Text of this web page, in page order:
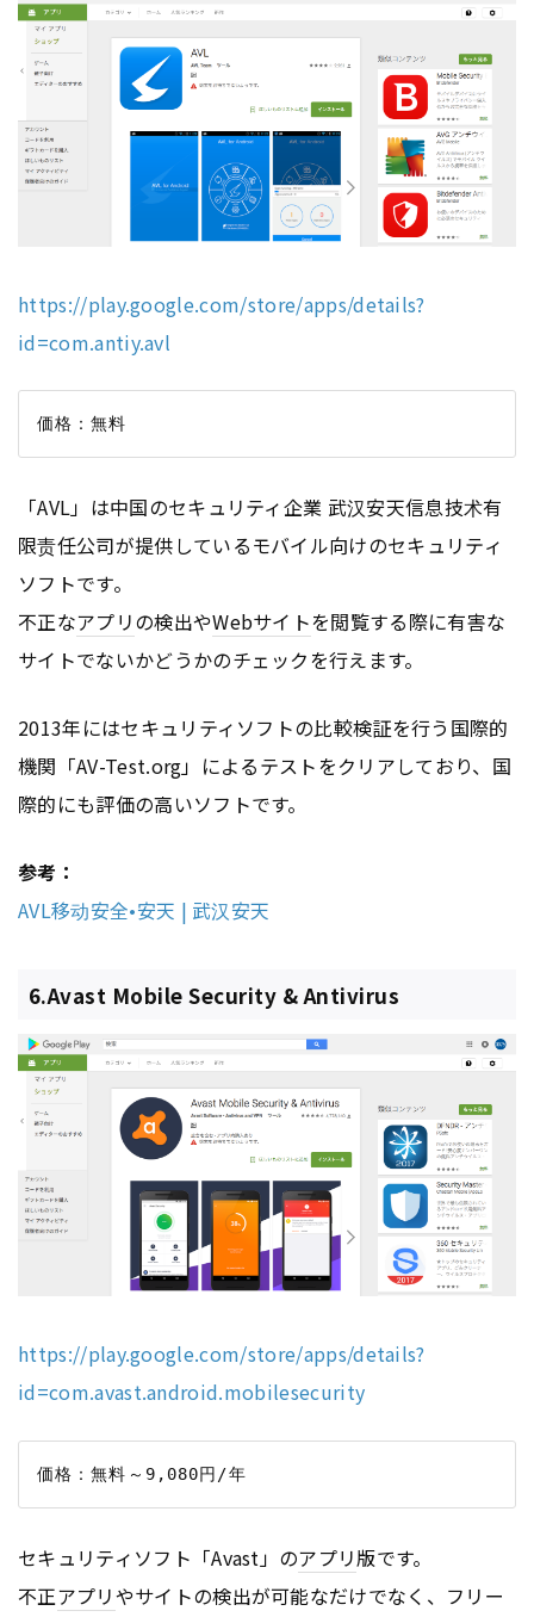
https://play.google.com/store/apps/details?
id=com.antiy.avl
「AVL」は中国のセキュリティ企業 武汉安天信息技术有
限责任公司が提供しているモバイル向けのセキュリティ
ソフトです。
不正なアプリの検出やWebサイトを閲覧する際に有害な
サイトでないかどうかのチェックを行えます。
2013年にはセキュリティソフトの比較検証を行う国際的
機関「AV-Test.org」によるテストをクリアしており、国
際的にも評価の高いソフトです。
参考：
AVL移动安全•安天 | 武汉安天
6.Avast Mobile Security & Antivirus
https://play.google.com/store/apps/details?
id=com.avast.android.mobilesecurity
セキュリティソフト「Avast」のアプリ版です。
不正アプリやサイトの検出が可能なだけでなく、フリー